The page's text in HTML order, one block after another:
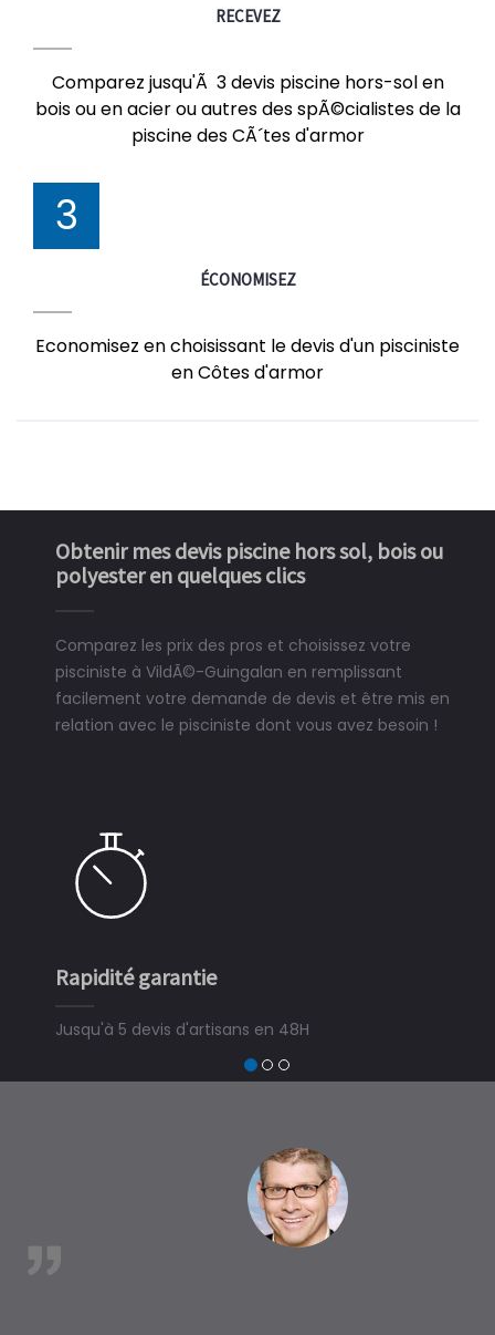
RECEVEZ
Comparez jusqu'Ã 3 devis piscine hors-sol en
bois ou en acier ou autres des spÃ©cialistes de la
piscine des CÃ´tes d'armor
3
ÉCONOMISEZ
Economisez en choisissant le devis d'un pisciniste
en Côtes d'armor
Obtenir mes devis piscine hors sol, bois ou
polyester en quelques clics
Comparez les prix des pros et choisissez votre
pisciniste à VildÃ©-Guingalan en remplissant
facilement votre demande de devis et être mis en
relation avec le pisciniste dont vous avez besoin !
Rapidité garantie
Jusqu'à 5 devis d'artisans en 48H